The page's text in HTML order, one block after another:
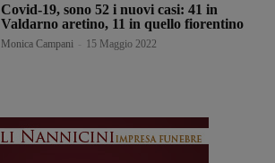
Covid-19, sono 52 i nuovi casi: 41 in
Valdarno aretino, 11 in quello fiorentino
Monica Campani 15 Maggio 2022